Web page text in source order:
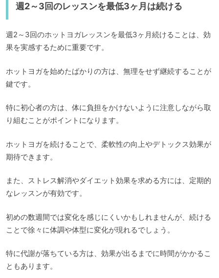
週2～3回のレッスンを最低3ヶ月は続ける
週2～3回のホットヨガレッスンを最低3ヶ月続けることは、効
果を実感するために重要です。
ホットヨガを始めたばかりの方は、無理をせず継続することが
鍵です。
特に初心者の方は、体に負担をかけないように注意しながら取
り組むことがポイントになります。
ホットヨガを続けることで、柔軟性の向上やデトックス効果が
期待できます。
また、ストレス解消やダイエット効果を求める方には、定期的
なレッスンが有効です。
初めの数週間では変化を感じにくいかもしれませんが、続ける
ことで徐々に体調や体型に変化が現れるでしょう。
特に代謝が落ちている方は、効果が出るまでに時間がかかるこ
ともあります。